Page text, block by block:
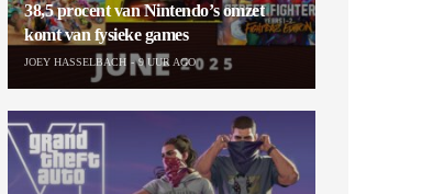
38,5 procent van Nintendo’s omzet
komt van fysieke games
JOEY HASSELBACH 9 UUR AGO